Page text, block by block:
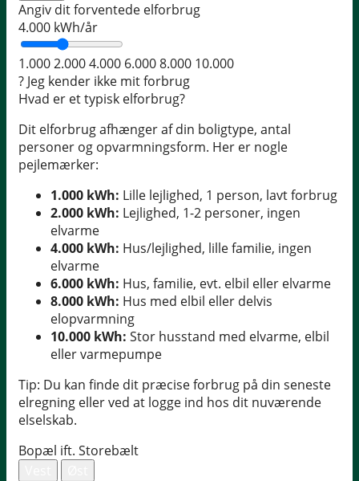
Angiv dit forventede elforbrug
4.000 kWh/år
1.0002.0004.000 6.0008.000 10.000
? Jeg kender ikke mit forbrug
Hvad er et typisk elforbrug?
Dit elforbrug afhænger af din boligtype, antal
personer og opvarmningsform. Her er nogle
pejlemærker:
1.000 kWh: Lille lejlighed, 1 person, lavt forbrug
2.000 kWh: Lejlighed, 1-2 personer, ingen
elvarme
4.000 kWh: Hus/lejlighed, lille familie, ingen
elvarme
6.000 kWh: Hus, familie, evt. elbil eller elvarme
8.000 kWh: Hus med elbil eller delvis
elopvarmning
10.000 kWh: Stor husstand med elvarme, elbil
eller varmepumpe
Tip: Du kan finde dit præcise forbrug på din seneste
elregning eller ved at logge ind hos dit nuværende
elselskab.
Bopæl ift. Storebælt